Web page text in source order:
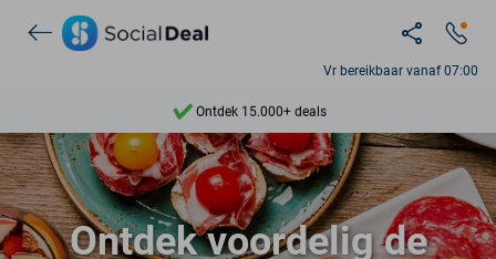
Vr bereikbaar vanaf 07:00
Ontdek 15.000+ deals
7 dagen per week beschikbaar
10+ miljoen leden
9,4
Ontdek voordelig de